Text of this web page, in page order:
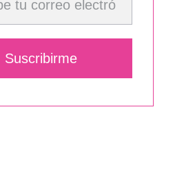
Suscribirme